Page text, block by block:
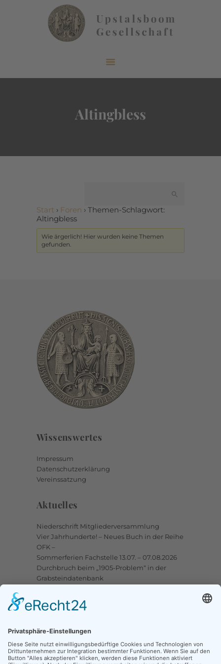
Altingbless
VERÖFFENTLICHUNGEN
MITGLIEDERBEREICH
Start › Foren › Themen-Schlagwort:
Altingbless
Wie ärgerlich! Hier wurden keine Themen
gefunden.
Wissenswertes
Impressum
Datenschutzerklärung
Vereinssatzung
Aktuelles
Niederschrift Mitgliederversammlung
Vier Jahrhunderte! – Neues Buch in der Reihe
OFK –
Sommerferien Fachstelle 13.07. – 07.08.2026
Durchbruch beim „1905-Problem“ in der
Grabsteindatenbank
Facebook
Ortssippenbücher-Online
Grabsteindatenbank